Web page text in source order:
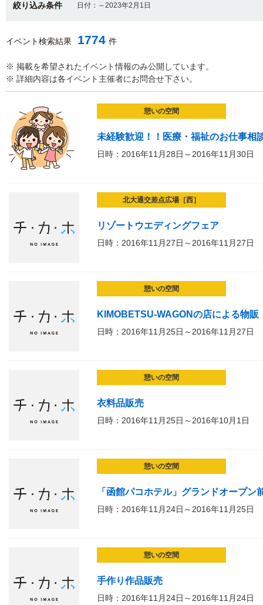
絞り込み条件 日付：～2023年2月1日
イベント検索結果 1774 件
※ 掲載を希望されたイベント情報のみ公開しています。
※ 詳細内容は各イベント主催者にお問合せ下さい。
憩いの空間
未経験歓迎！！医療・福祉のお仕事相
日時：2016年11月28日～2016年11月30日
北大通交差点広場［西］
リゾートウエディングフェア
日時：2016年11月27日～2016年11月27日
憩いの空間
KIMOBETSU-WAGONの店による物販
日時：2016年11月25日～2016年11月27日
憩いの空間
衣料品販売
日時：2016年11月25日～2016年10月1日
憩いの空間
「函館パコホテル」グランドオープン
日時：2016年11月24日～2016年11月25日
憩いの空間
手作り作品販売
日時：2016年11月24日～2016年11月24日